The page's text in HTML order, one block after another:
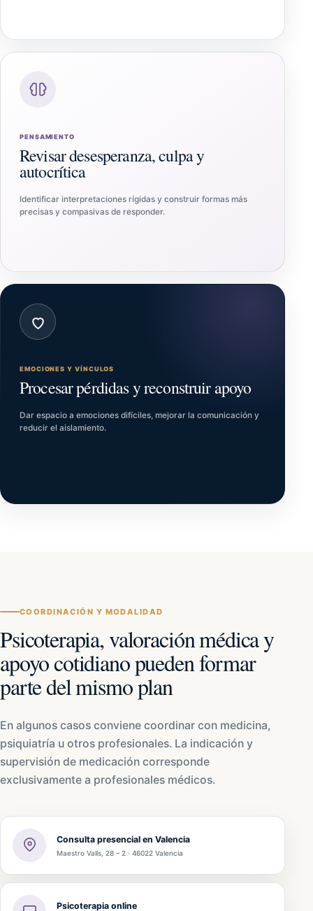
PENSAMIENTO
Revisar desesperanza, culpa y
autocrítica
Identificar interpretaciones rígidas y construir formas más
precisas y compasivas de responder.
EMOCIONES Y VÍNCULOS
Procesar pérdidas y reconstruir apoyo
Dar espacio a emociones difíciles, mejorar la comunicación y
reducir el aislamiento.
COORDINACIÓN Y MODALIDAD
Psicoterapia, valoración médica y
apoyo cotidiano pueden formar
parte del mismo plan
En algunos casos conviene coordinar con medicina,
psiquiatría u otros profesionales. La indicación y
supervisión de medicación corresponde
exclusivamente a profesionales médicos.
Consulta presencial en Valencia
Maestro Valls, 28 – 2 · 46022 Valencia
Psicoterapia online